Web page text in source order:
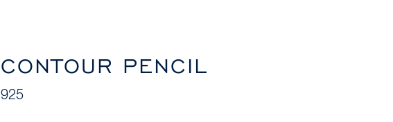
CONTOUR PENCIL
925